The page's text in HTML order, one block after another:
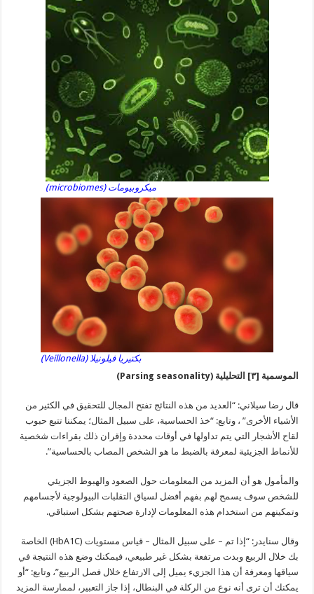
ميكروبيومات (microbiomes)
بكتيريا فيلونيلا (Veillonella)
الموسمية [٣] التحليلية
(
Parsing seasonality)
قال رضا سيلاني: “العديد من هذه النتائج تفتح المجال للتحقيق في الكثير من
الأشياء الأخرى” ، وتابع: “خذ الحساسية، على سبيل المثال؛ يمكننا تتبع حبوب
لقاح الأشجار التي يتم تداولها في أوقات محددة وإقران ذلك بقراءات شخصية
للأنماط الجزيئية لمعرفة بالضبط ما هو الشخص المصاب بالحساسية”.
والمأمول هو أن المزيد من المعلومات حول الصعود والهبوط الجزيئي
للشخص سوف يسمح لهم بفهم أفضل لسياق التقلبات البيولوجية لأجسامهم
وتمكينهم من استخدام هذه المعلومات لإدارة صحتهم بشكل استباقي.
وقال سنايدر: “إذا تم – على سبيل المثال – قياس مستويات (HbA1C) الخاصة
بك خلال الربيع وبدت مرتفعة بشكل غير طبيعي، فيمكنك وضع هذه النتيجة في
سياقها ومعرفة أن هذا الجزيء يميل إلى الارتفاع خلال فصل الربيع”، وتابع: “أو
يمكنك أن ترى أنه نوع من الركلة في البنطال، إذا جاز التعبير، لممارسة المزيد